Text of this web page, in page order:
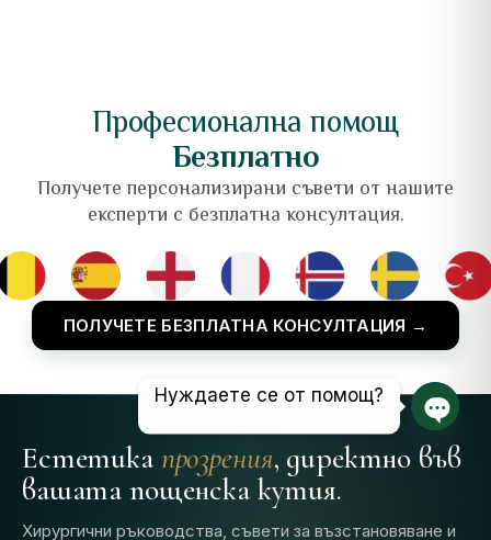
Професионална помощ
Безплатно
Получете персонализирани съвети от нашите
експерти с безплатна консултация.
ПОЛУЧЕТЕ БЕЗПЛАТНА КОНСУЛТАЦИЯ →
Естетика прозрения, директно във
вашата пощенска кутия.
Хирургични ръководства, съвети за възстановяване и
Нуждаете се от помощ?